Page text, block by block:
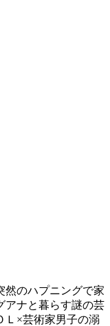
然のハプニングで家
ナと暮らす謎の芸
×芸術家男子の溺